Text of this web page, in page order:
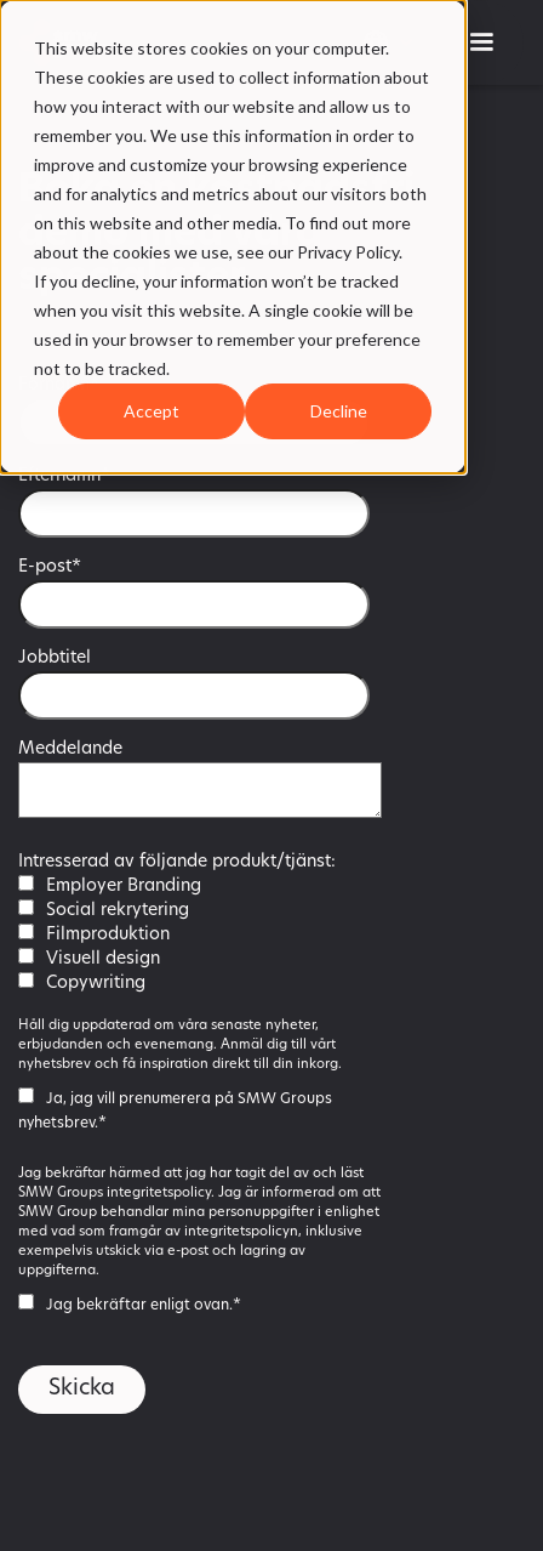
This website stores cookies on your computer.
These cookies are used to collect information about
how you interact with our website and allow us to
remember you. We use this information in order to
improve and customize your browsing experience
and for analytics and metrics about our visitors both
on this website and other media. To find out more
about the cookies we use, see our Privacy Policy.
If you decline, your information won’t be tracked
when you visit this website. A single cookie will be
used in your browser to remember your preference
not to be tracked.
Accept Decline
Boka en kostnadsfri
demo med våra
specialister
Förnamn*
Efternamn*
E-post*
Jobbtitel
Meddelande
Intresserad av följande produkt/tjänst:
Employer Branding
Social rekrytering
Filmproduktion
Visuell design
Copywriting
Håll dig uppdaterad om våra senaste nyheter,
erbjudanden och evenemang. Anmäl dig till vårt
nyhetsbrev och få inspiration direkt till din inkorg.
Ja, jag vill prenumerera på SMW Groups
nyhetsbrev.*
Jag bekräftar härmed att jag har tagit del av och läst
SMW Groups integritetspolicy. Jag är informerad om att
SMW Group behandlar mina personuppgifter i enlighet
med vad som framgår av integritetspolicyn, inklusive
exempelvis utskick via e-post och lagring av
uppgifterna.
Jag bekräftar enligt ovan.*
Skicka